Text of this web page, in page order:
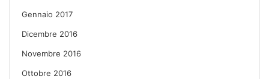
Gennaio 2017
Dicembre 2016
Novembre 2016
Ottobre 2016